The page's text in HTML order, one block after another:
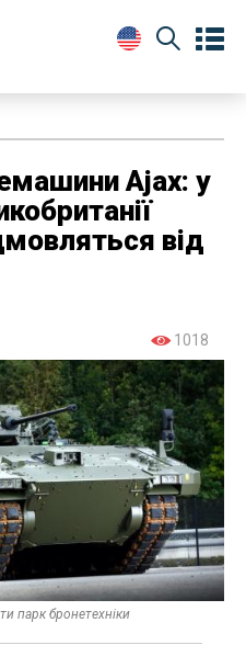
Ajax: у
від
1018
парк бронетехніки